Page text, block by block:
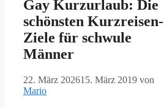
Gay Kurzurlaub: Die
schönsten Kurzreisen-
Ziele für schwule
Männer
22. März 202615. März 2019 von
Mario